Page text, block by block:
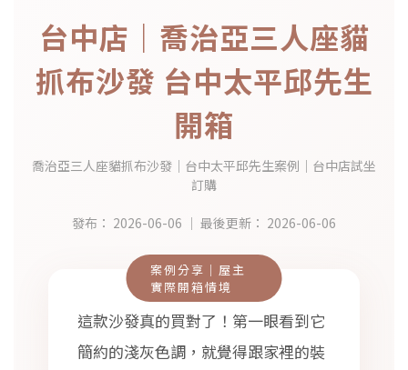
台中店｜喬治亞三人座貓
抓布沙發 台中太平邱先生
開箱
喬治亞三人座貓抓布沙發｜台中太平邱先生案例｜台中店試坐
訂購
發布： 2026-06-06 ｜ 最後更新： 2026-06-06
案例分享｜屋主
實際開箱情境
這款沙發真的買對了！第一眼看到它
簡約的淺灰色調，就覺得跟家裡的裝